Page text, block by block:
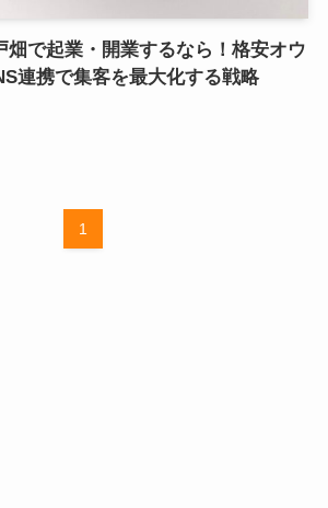
畑で起業・開業するなら！格安オウ
連携で集客を最大化する戦略
1